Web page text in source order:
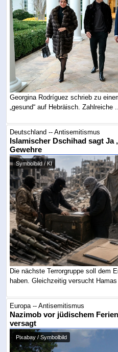
Georgina Rodríguez schrieb zu
„gesund“ auf Hebräisch. Zahlreiche ...
Deutschland -- Antisemitismus
Islamischer Dschihad sagt Ja
Gewehre
Symbolbild / KI
Die nächste Terrorgruppe soll dem
haben. Gleichzeitig versucht Hamas
Europa -- Antisemitismus
Nazimob vor jüdischem
versagt
Pixabay / Symbolbild